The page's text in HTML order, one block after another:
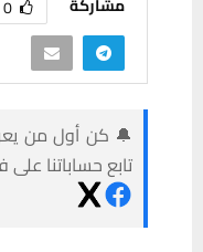
0
🔔 كن أول من
تابع حساباتنا